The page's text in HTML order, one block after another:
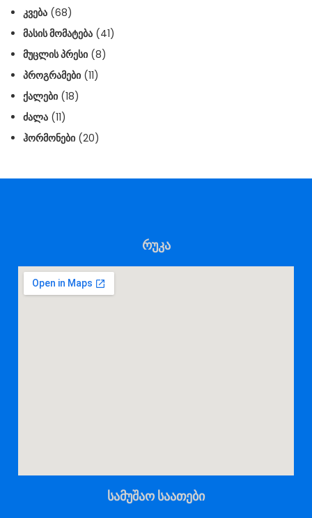
ᲙᲕᲔᲑᲐ (68)
ᲛᲐᲡᲘᲡ ᲛᲝᲛᲐᲢᲔᲑᲐ (41)
ᲛᲣᲪᲚᲘᲡ ᲞᲠᲔᲡᲘ (8)
ᲞᲠᲝᲒᲠᲐᲛᲔᲑᲘ (11)
ᲥᲐᲚᲔᲑᲘ (18)
ᲫᲐᲚᲐ (11)
ᲰᲝᲠᲛᲝᲜᲔᲑᲘ (20)
რუკა
სამუშაო საათები